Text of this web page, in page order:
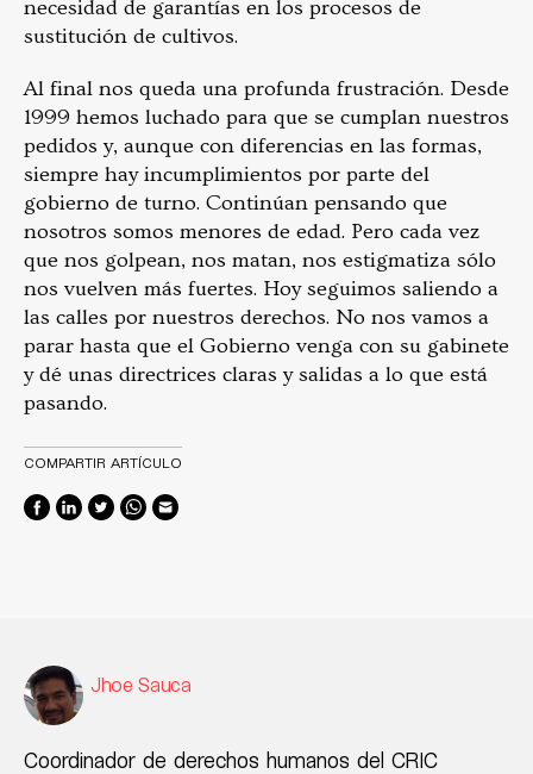
necesidad de garantías en los procesos de
sustitución de cultivos.
Al final nos queda una profunda frustración. Desde
1999 hemos luchado para que se cumplan nuestros
pedidos y, aunque con diferencias en las formas,
siempre hay incumplimientos por parte del
gobierno de turno. Continúan pensando que
nosotros somos menores de edad. Pero cada vez
que nos golpean, nos matan, nos estigmatiza sólo
nos vuelven más fuertes. Hoy seguimos saliendo a
las calles por nuestros derechos. No nos vamos a
parar hasta que el Gobierno venga con su gabinete
y dé unas directrices claras y salidas a lo que está
pasando.
COMPARTIR ARTÍCULO
Jhoe Sauca
Coordinador de derechos humanos del CRIC